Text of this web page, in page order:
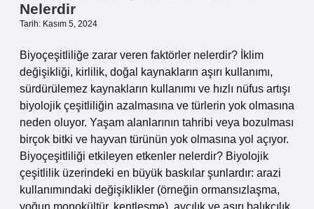
Nelerdir
Tarih: Kasım 5, 2024
Biyoçeşitliliğe zarar veren faktörler nelerdir? İklim
değişikliği, kirlilik, doğal kaynakların aşırı kullanımı,
sürdürülemez kaynakların kullanımı ve hızlı nüfus artışı
biyolojik çeşitliliğin azalmasına ve türlerin yok olmasına
neden oluyor. Yaşam alanlarının tahribi veya bozulması
birçok bitki ve hayvan türünün yok olmasına yol açıyor.
Biyoçeşitliliği etkileyen etkenler nelerdir? Biyolojik
çeşitlilik üzerindeki en büyük baskılar şunlardır: arazi
kullanımındaki değişiklikler (örneğin ormansızlaşma,
yoğun monokültür, kentleşme), avcılık ve aşırı balıkçılık,